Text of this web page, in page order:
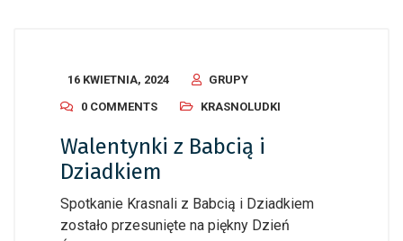
16 KWIETNIA, 2024
GRUPY
0 COMMENTS
KRASNOLUDKI
Walentynki z Babcią i
Dziadkiem
Spotkanie Krasnali z Babcią i Dziadkiem
zostało przesunięte na piękny Dzień